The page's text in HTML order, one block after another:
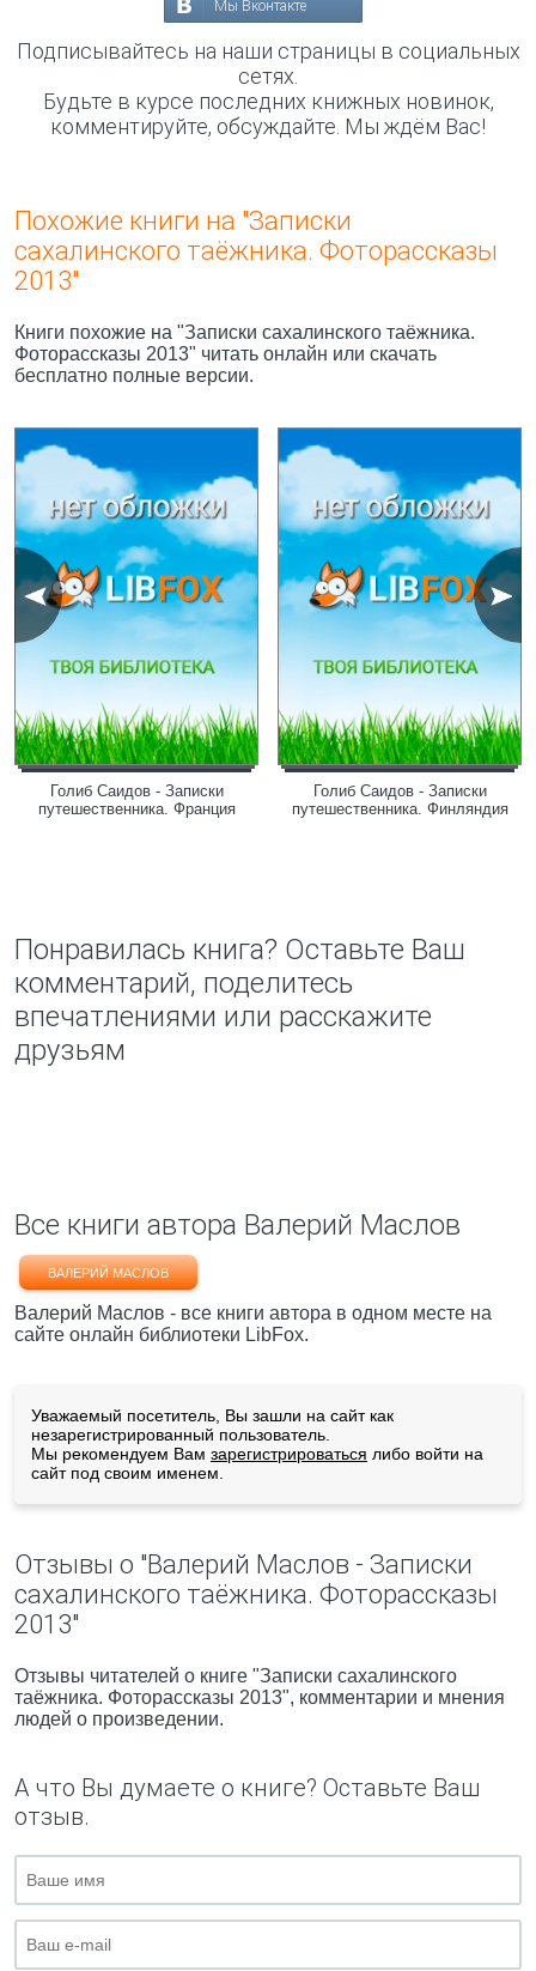
Мы Вконтакте
Подписывайтесь на наши страницы в социальных
сетях.
Будьте в курсе последних книжных новинок,
комментируйте, обсуждайте. Мы ждём Вас!
Похожие книги на "Записки
сахалинского таёжника. Фоторассказы
2013"
Книги похожие на "Записки сахалинского таёжника.
Фоторассказы 2013" читать онлайн или скачать
бесплатно полные версии.
Голиб Саидов - Записки
путешественника. Франция
Голиб Саидов - Записки
путешественника. Финляндия
Понравилась книга? Оставьте Ваш
комментарий, поделитесь
впечатлениями или расскажите
друзьям
Все книги автора Валерий Маслов
ВАЛЕРИЙ МАСЛОВ
Валерий Маслов - все книги автора в одном месте на
сайте онлайн библиотеки LibFox.
Уважаемый посетитель, Вы зашли на сайт как
незарегистрированный пользователь.
Мы рекомендуем Вам зарегистрироваться либо войти на
сайт под своим именем.
Отзывы о "Валерий Маслов - Записки
сахалинского таёжника. Фоторассказы
2013"
Отзывы читателей о книге "Записки сахалинского
таёжника. Фоторассказы 2013", комментарии и мнения
людей о произведении.
А что Вы думаете о книге? Оставьте Ваш
отзыв.